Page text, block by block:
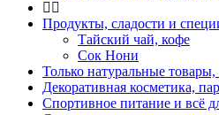
Продукты, сладости и
Тайский чай, кофе
Сок Нони
Только натуральные товары,
Декоративная косметика,
Спортивное питание и всё